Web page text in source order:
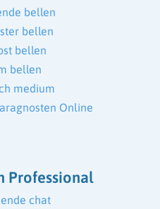
bellen
bellen
bellen
bellen
medium
Online
Professional
chat